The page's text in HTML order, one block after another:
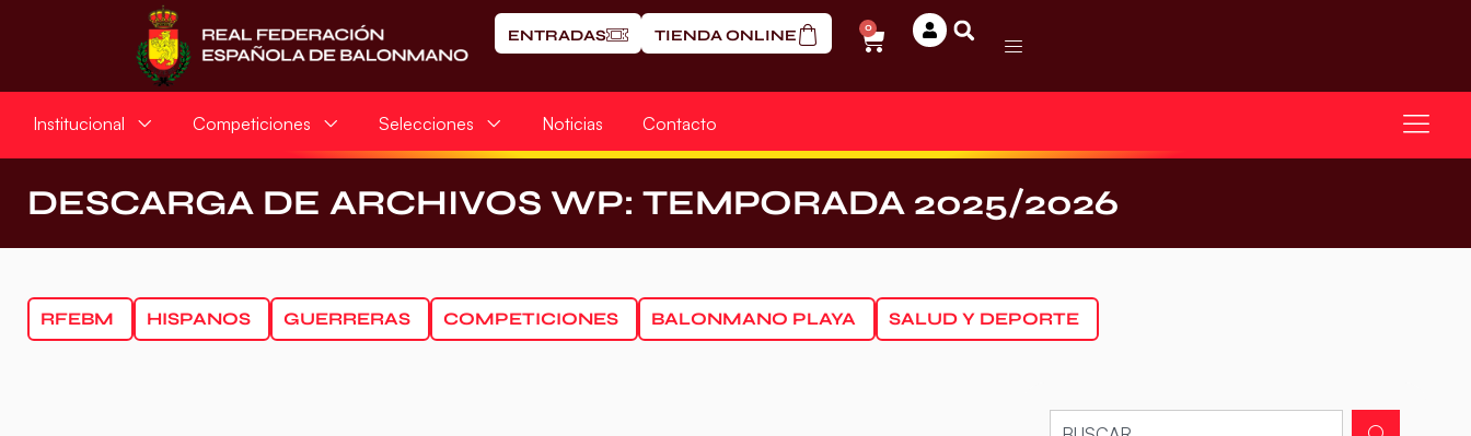
ENTRADAS TIENDA ONLINE 0
Institucional Competiciones Selecciones Noticias Contacto
DESCARGA DE ARCHIVOS WP: TEMPORADA 2025/2026
RFEBM HISPANOS GUERRERAS COMPETICIONES BALONMANO PLAYA SALUD Y DEPORTE